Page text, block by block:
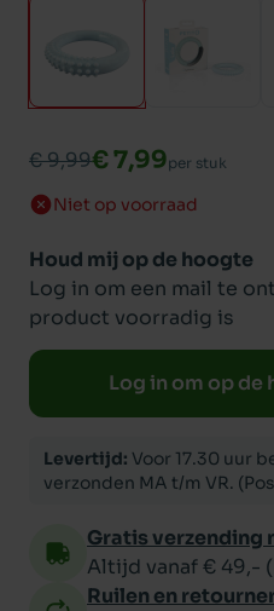
€ 9,99€ 7,99per stuk
Niet op voorraad
Houd mij op de hoogte
Log in om een mail te
product voorradig is
Log in om op
Levertijd: Voor 17.30 uur
verzonden MA t/m VR.
Gratis verzending
Altijd vanaf € 49,-
Ruilen en